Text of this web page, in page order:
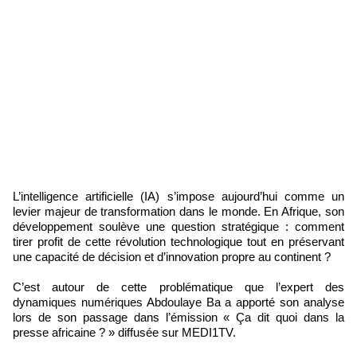
L’intelligence artificielle (IA) s’impose aujourd’hui comme un
levier majeur de transformation dans le monde. En Afrique, son
développement soulève une question stratégique : comment
tirer profit de cette révolution technologique tout en préservant
une capacité de décision et d’innovation propre au continent ?
C’est autour de cette problématique que l’expert des
dynamiques numériques Abdoulaye Ba a apporté son analyse
lors de son passage dans l’émission « Ça dit quoi dans la
presse africaine ? » diffusée sur MEDI1TV.